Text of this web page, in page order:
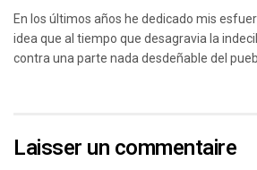
En los últimos años he dedicado mis
idea que al tiempo que desagravia la
contra una parte nada desdeñable del
Laisser un commentaire